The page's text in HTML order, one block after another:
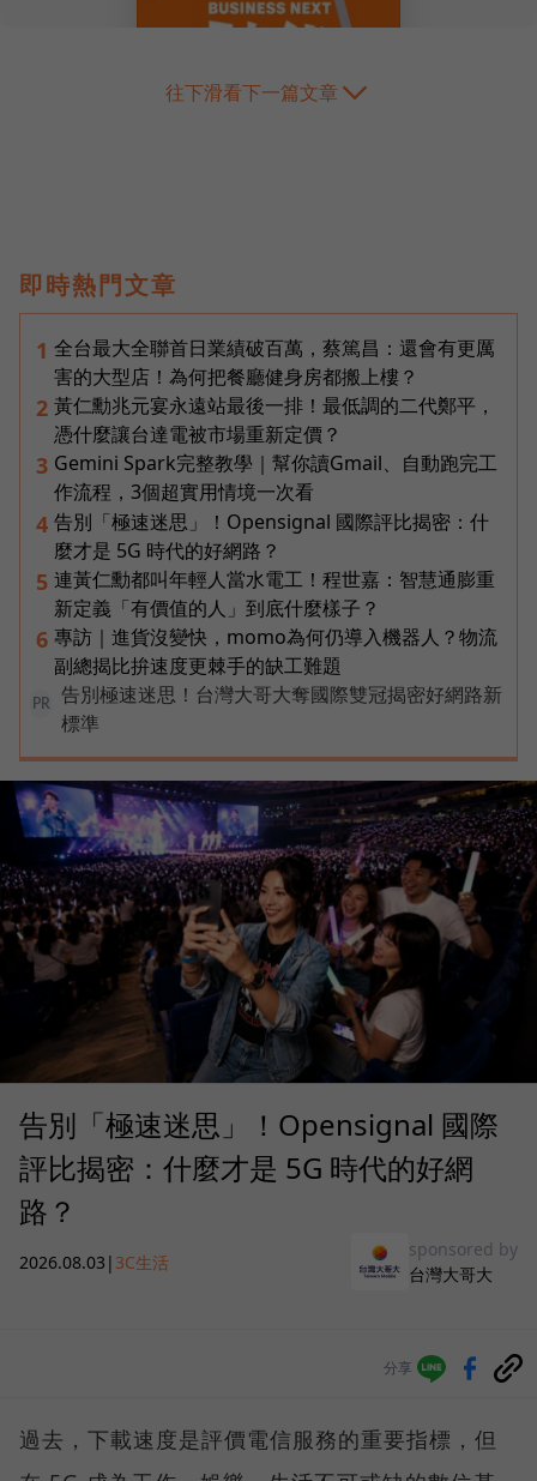
往下滑看下一篇文章
即時熱門文章
1 全台最大全聯首日業績破百萬，蔡篤昌：還會有更厲
害的大型店！為何把餐廳健身房都搬上樓？
2 黃仁勳兆元宴永遠站最後一排！最低調的二代鄭平，
憑什麼讓台達電被市場重新定價？
3 Gemini Spark完整教學｜幫你讀Gmail、自動跑完工
作流程，3個超實用情境一次看
4 告別「極速迷思」！Opensignal 國際評比揭密：什
麼才是 5G 時代的好網路？
5 連黃仁勳都叫年輕人當水電工！程世嘉：智慧通膨重
新定義「有價值的人」到底什麼樣子？
6 專訪｜進貨沒變快，momo為何仍導入機器人？物流
副總揭比拚速度更棘手的缺工難題
PR
告別極速迷思！台灣大哥大奪國際雙冠揭密好網路新
標準
告別「極速迷思」！Opensignal 國際
評比揭密：什麼才是 5G 時代的好網
路？
2026.08.03 | 3C生活
sponsored by
台灣大哥大
分享
過去，下載速度是評價電信服務的重要指標，但